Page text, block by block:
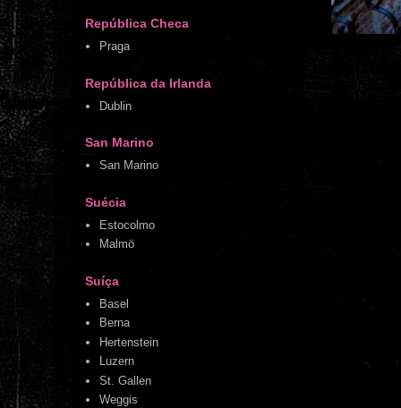
República Checa
Praga
República da Irlanda
Dublin
San Marino
San Marino
Suécia
Estocolmo
Malmö
Suíça
Basel
Berna
Hertenstein
Luzern
St. Gallen
Weggis